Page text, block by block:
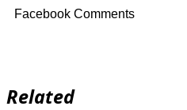
Facebook Comments
Related